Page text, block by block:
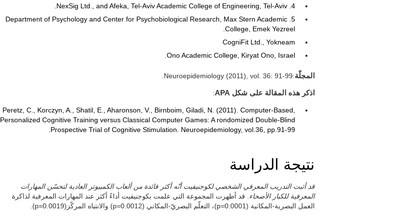
4. NexSig Ltd., and Afeka, Tel-Aviv Academic College of Engineering, Tel-Aviv.
5. Department of Psychology and Center for Psychobiological Research, Max Stern Academic
College, Emek Yezreel.
CogniFit Ltd., Yokneam
Ono Academic College, Kiryat Ono, Israel.
المجلّة:Neuroepidemiology (2011), vol. 36: 91-99.
اذكر هذه المقالة على شكل APA :
Peretz, C., Korczyn, A., Shatil, E., Aharonson, V., Birnboim, Giladi, N. (2011). Computer-Based,
Personalized Cognitive Training versus Classical Computer Games: A rondomized Double-Blind
Prospective Trial of Cognitive Stimulation. Neuroepidemiology, vol.36, pp.91-99.
نتيجة الدراسة
قد أثبت التدريب المعرفي الشخصي لكوجنيفيت أنّه أكثر فائدة من ألعاب الكمبيوتر العادية لتحسّن المهارات
المعرفية للكبار الأصحاء . قد أظهرت المجموعة التي علمت بكوجنيفيت أداءً أكثر عند المهارات المعرفية لذاكرة
العمل البصرية-المكانية (p=0.0001)، التعلّم البصريّ-المكاني (p=0.0012) والانتباه المركّز(p=0.0019).